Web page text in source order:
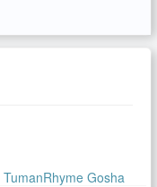
TumanRhyme Gosha